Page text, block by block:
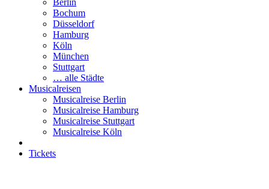
Berlin
Bochum
Düsseldorf
Hamburg
Köln
München
Stuttgart
… alle Städte
Musicalreisen
Musicalreise Berlin
Musicalreise Hamburg
Musicalreise Stuttgart
Musicalreise Köln
Tickets